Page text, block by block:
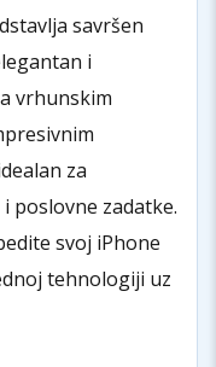
savršen
i
vrhunskim
za
poslovne zadatke.
svoj iPhone
tehnologiji uz